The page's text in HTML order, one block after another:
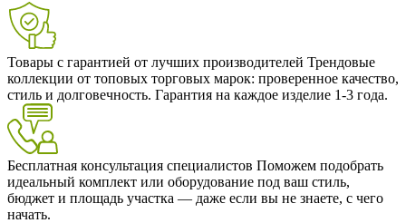
Товары с гарантией от лучших производителей Трендовые
коллекции от топовых торговых марок: проверенное качество,
стиль и долговечность. Гарантия на каждое изделие 1-3 года.
Бесплатная консультация специалистов Поможем подобрать
идеальный комплект или оборудование под ваш стиль,
бюджет и площадь участка — даже если вы не знаете, с чего
начать.